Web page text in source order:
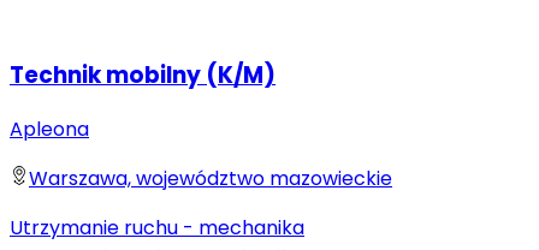
Technik mobilny (K/M)
Apleona
Warszawa, województwo mazowieckie
Utrzymanie ruchu - mechanika